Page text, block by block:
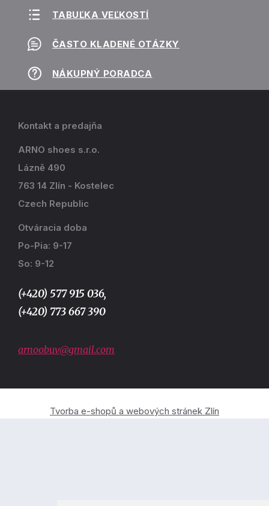
TABUĽKA VEĽKOSTÍ
ČASTO KLADENÉ OTÁZKY
NÁKUPNÝ PORADCA
Kontakt a predajňa
ARNO shoes s.r.o.
Lázně 490
763 14 Zlín - Kostelec
Czech Republic
Otváracia doba
Po-Pia: 9-17
So: 9-12
(+420) 577 915 036,
(+420) 773 667 390
arnoobuv@gmail.com
Tvorba e-shopů a webových stránek Zlín